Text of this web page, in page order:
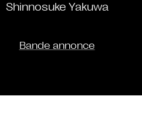
Shinnosuke Yakuwa
Bande annonce